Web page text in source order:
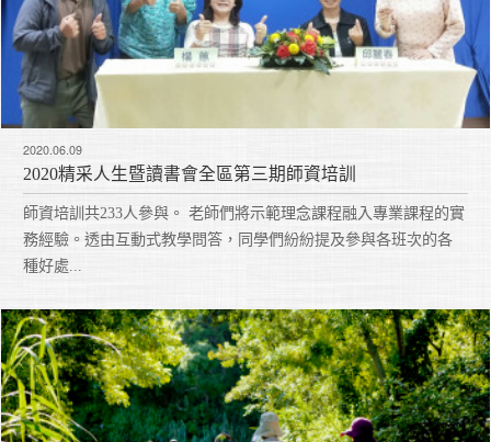
2020.06.09
2020精采人生暨讀書會全區第三期師資培訓
師資培訓共233人參與。 老師們將示範理念課程融入專業課程的實
務經驗。透由互動式教學問答，同學們紛紛提及參與各班次的各
種好處...